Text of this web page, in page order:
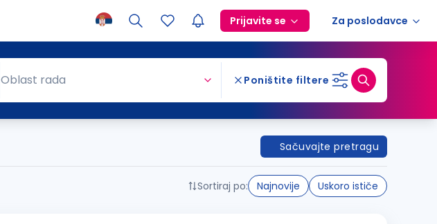
Prijavite se Za poslodavce
Oblast rada Poništite filtere
Sačuvajte pretragu
Sortiraj po: Najnovije Uskoro ističe